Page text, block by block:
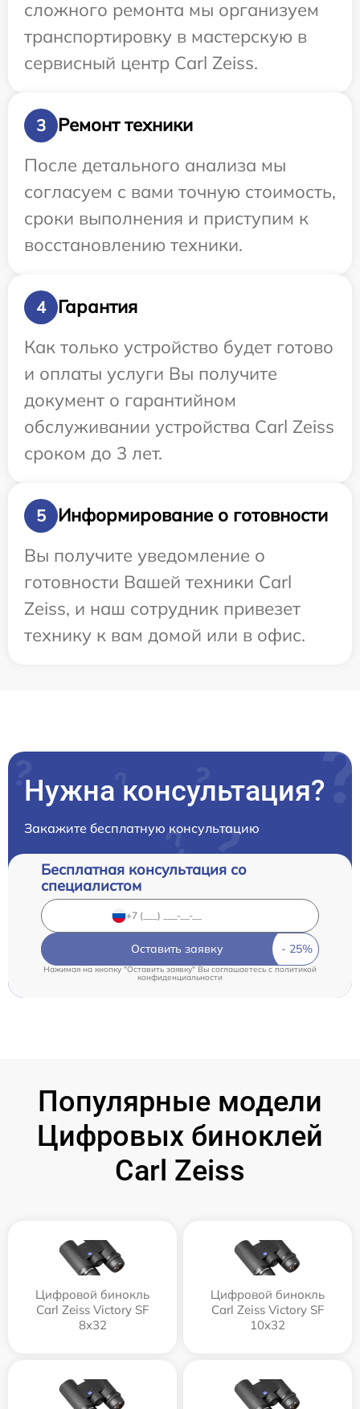
сложного ремонта мы организуем
транспортировку в мастерскую в
сервисный центр Carl Zeiss.
3
Ремонт техники
После детального анализа мы
согласуем с вами точную стоимость,
сроки выполнения и приступим к
восстановлению техники.
4
Гарантия
Как только устройство будет готово
и оплаты услуги Вы получите
документ о гарантийном
обслуживании устройства Carl Zeiss
сроком до 3 лет.
5
Информирование о готовности
Вы получите уведомление о
готовности Вашей техники Carl
Zeiss, и наш сотрудник привезет
технику к вам домой или в офис.
Нужна консультация?
Закажите бесплатную консультацию
Бесплатная консультация со
специалистом
Оставить заявку
Нажимая на кнопку "Оставить заявку" Вы соглашаетесь cполитикой
конфиденциальности
Популярные модели
Цифровых биноклей
Carl Zeiss
Цифровой бинокль
Carl Zeiss Victory SF
8x32
Цифровой бинокль
Carl Zeiss Victory SF
10x32